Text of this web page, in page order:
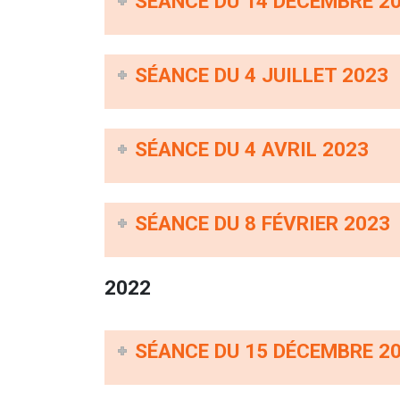
SÉANCE DU 4 JUILLET 2023
SÉANCE DU 4 AVRIL 2023
SÉANCE DU 8 FÉVRIER 2023
2022
SÉANCE DU 15 DÉCEMBRE